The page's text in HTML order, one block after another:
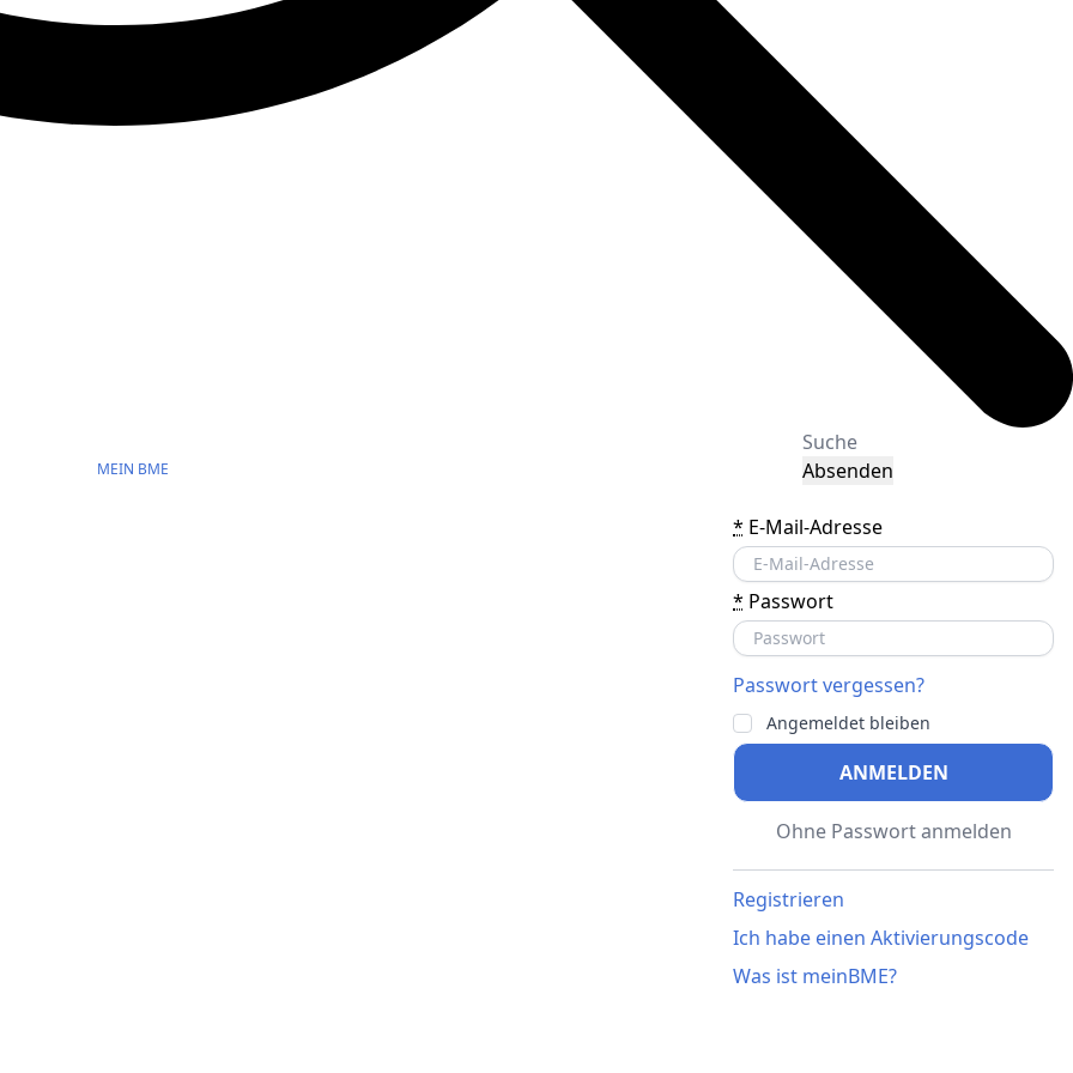
Absenden
MEIN BME
* E-Mail-Adresse
* Passwort
Passwort vergessen?
Angemeldet bleiben
ANMELDEN
Ohne Passwort anmelden
Registrieren
Ich habe einen Aktivierungscode
Was ist meinBME?